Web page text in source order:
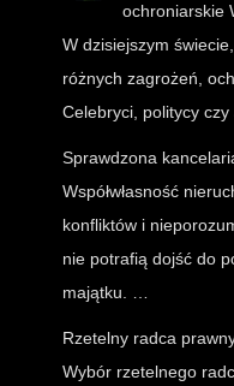
ochroniarskie
W dzisiejszym
różnych zagrożeń,
Celebryci, politycy
Sprawdzona
Współwłasność
konfliktów i
nie potrafią dojść do
majątku. …
Rzetelny radca
Wybór rzetelnego